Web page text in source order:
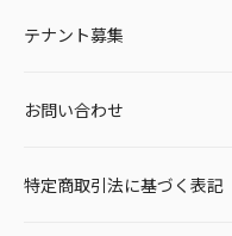
テナント募集
お問い合わせ
特定商取引法に基づく表記